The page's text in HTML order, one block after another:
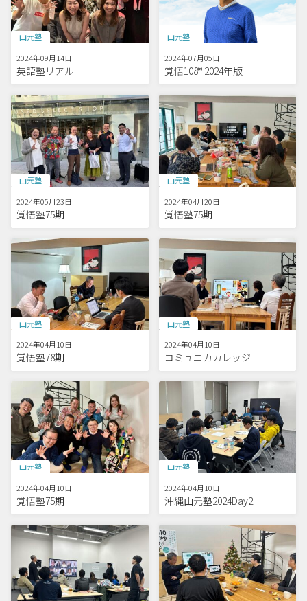
山元塾
2024年09月14日
英語塾リアル
山元塾
2024年07月05日
覚悟108® 2024年版
山元塾
2024年05月23日
覚悟塾75期
山元塾
2024年04月20日
覚悟塾75期
山元塾
2024年04月10日
覚悟塾78期
山元塾
2024年04月10日
コミュニカカレッジ
山元塾
2024年04月10日
覚悟塾75期
山元塾
2024年04月10日
沖縄山元塾2024Day2